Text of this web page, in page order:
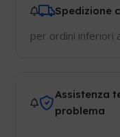
Spedizione
per ordini inferiori
Assistenza
problema